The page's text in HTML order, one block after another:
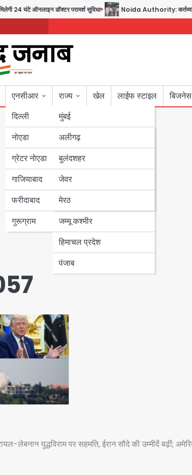
ऑनलाइन डॉक्टर परामर्श सुविधा Noida Authority: कर्तव्यनिष्ठा की
एनसीआर
दिल्ली
नोएडा
ग्रेटर नोएडा
गाजियाबाद
फरीदाबाद
गुरूग्राम
राज्य
मुंबई
उत्तर प्रदेश
अलीगढ़
बुलंदशहर
जेवर
मेरठ
बिहार
पंजाब
हरियाणा
जम्मू कश्मीर
हिमाचल प्रदेश
पंजाब
खेल लाईफ स्टाइल बिजनेस
लेबनान युद्धविराम पर सहमति, ईरान सौदे की उम्मीदें बढ़ीं;